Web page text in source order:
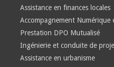
Assistance en finances locales
Accompagnement
Prestation DPO Mutualisé
Ingénierie et conduite de
Assistance en urbanisme